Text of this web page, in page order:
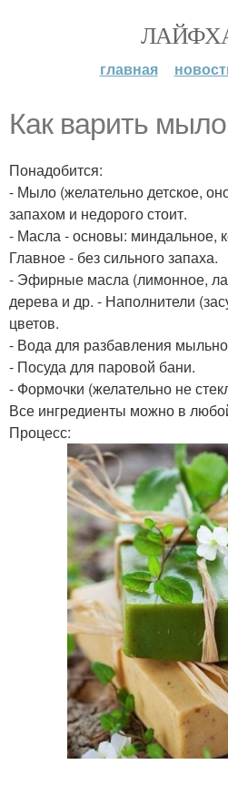
главная
Как варить
Понадобится:
- Мыло (желательно детское,
запахом и недорого стоит.
- Масла - основы: миндальное,
Главное - без сильного запаха.
- Эфирные масла (лимонное,
дерева и др. - Наполнители
цветов.
- Вода для разбавления
- Посуда для паровой бани.
- Формочки (желательно не
Все ингредиенты можно в
Процесс: